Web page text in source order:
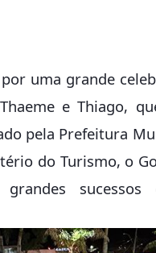
uma grande
e Thiago,
pela Prefeitura
do Turismo, o
sucessos